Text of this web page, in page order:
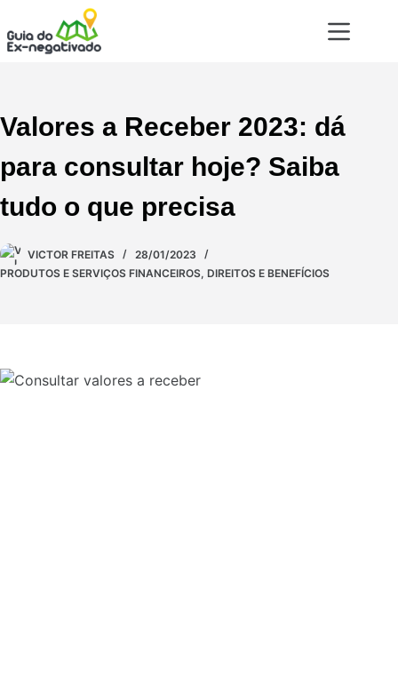
Valores a Receber 2023: dá
para consultar hoje? Saiba
tudo o que precisa
VICTOR FREITAS
28/01/2023
PRODUTOS E SERVIÇOS FINANCEIROS, DIREITOS E BENEFÍCIOS